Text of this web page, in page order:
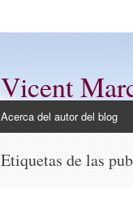
Vicent
Acerca del autor del blog
Etiquetas de las